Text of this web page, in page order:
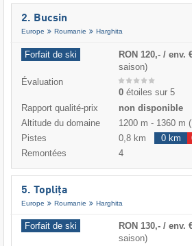
2. Bucsin
Europe Roumanie Harghita
Forfait de ski RON 120,- / env.
saison)
Évaluation
0 étoiles sur 5
Rapport qualité-prix
non disponible
Altitude du domaine
1200 m - 1360 m
Pistes
0,8 km 0 km
Remontées
4
5. Toplița
Europe Roumanie Harghita
Forfait de ski RON 130,- / env.
saison)